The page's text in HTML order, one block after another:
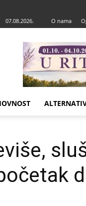
07.08.2026. O nama